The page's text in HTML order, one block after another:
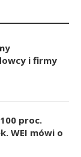
i firmy
proc.
WEI mówi o